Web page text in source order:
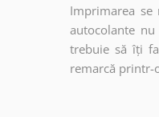
Imprimarea
autocolante
trebuie să îți
remarcă printr-